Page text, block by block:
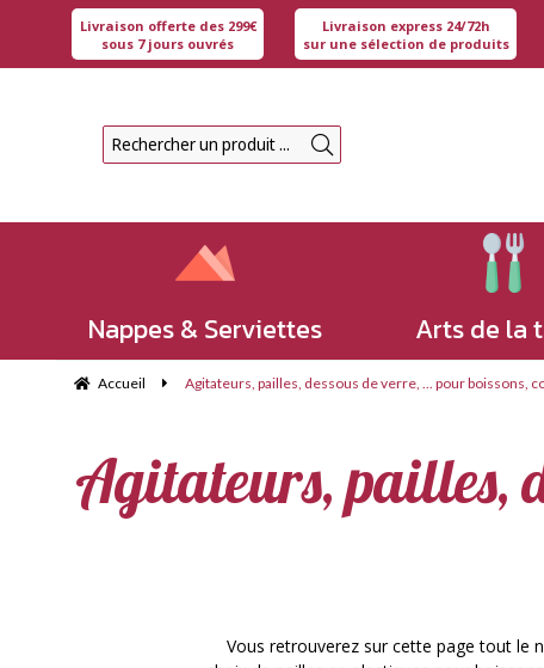
Nappes & Serviettes Arts de la
Accueil Agitateurs, pailles, dessous de verre, ... pour boissons,
Agitateurs, pailles,
Vous retrouverez sur cette page tout le
Livraison offerte des 299€
sous 7 jours ouvrés
Livraison express 24/72h
sur une sélection de produits